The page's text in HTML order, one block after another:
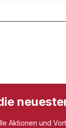
Aktionen und